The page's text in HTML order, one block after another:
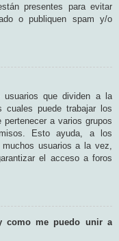
presentes para evitar
o publiquen spam y/o
usuarios que dividen a la
cuales puede trabajar los
pertenecer a varios grupos
Esto ayuda, a los
usuarios a la vez,
el acceso a foros
como me puedo unir a